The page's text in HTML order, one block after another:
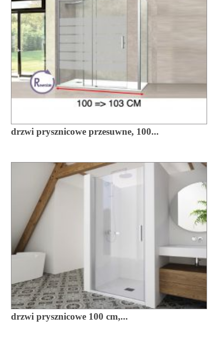
drzwi prysznicowe przesuwne, 100...
drzwi prysznicowe 100 cm,...